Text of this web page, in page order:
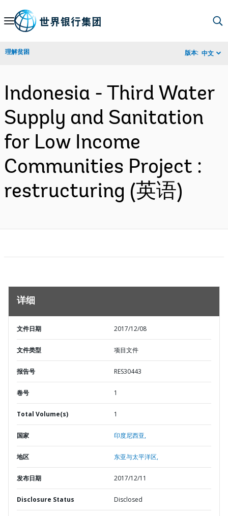
Skip
Navigation
理解贫困 版本: 中文
Indonesia - Third Water
Supply and Sanitation
for Low Income
Communities Project :
restructuring (英语)
详细
文件日期 2017/12/08
文件类型 项目文件
报告号 RES30443
卷号 1
Total Volume(s) 1
国家 印度尼西亚,
地区 东亚与太平洋区,
发布日期 2017/12/11
Disclosure Status Disclosed